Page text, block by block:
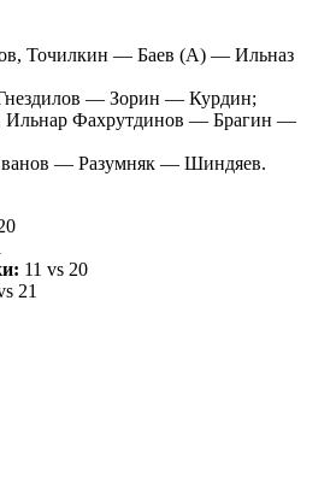
Точилкин — Баев (А) — Ильназ
— Зорин — Курдин;
Ильнар Фахрутдинов — Брагин —
— Разумняк — Шиндяев.
11 vs 20
21